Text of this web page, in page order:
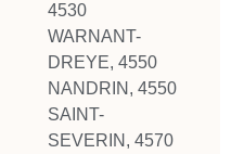
4530
WARNANT-
DREYE, 4550
NANDRIN , 4550
SAINT-
SEVERIN , 4570